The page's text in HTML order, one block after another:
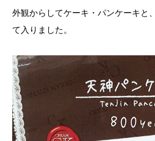
外観からしてケーキ・パンケーキと
て入りました。